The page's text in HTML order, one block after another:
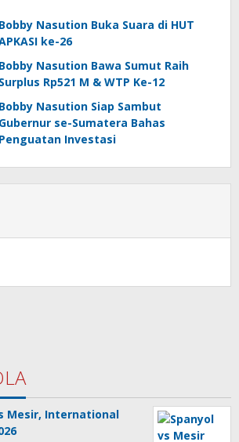
Bobby Nasution Buka Suara di HUT
ke-26
Bobby Nasution Bawa Sumut Raih
Surplus Rp521 M & WTP Ke-12
Bobby Nasution Siap Sambut
Gubernur se-Sumatera Bahas
Penguatan Investasi
Mesir, International